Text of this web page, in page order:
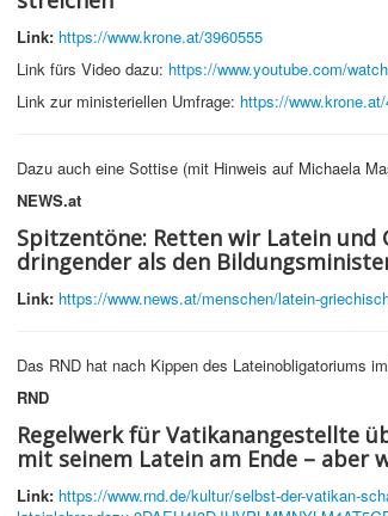
Link: https://www.krone.at/3960555
Link fürs Video dazu: https://www.youtube.com/
Link zur ministeriellen Umfrage: https://
Dazu auch eine Sottise (mit Hinweis auf Michaela
NEWS.at
Spitzentöne: Retten wir Latein und
dringender als den
Link: https://www.news.at/menschen/latein-
Das RND hat nach Kippen des Lateinobligatoriums
RND
Regelwerk für Vatikanangestellte
mit seinem Latein am Ende – aber
Link: https://www.rnd.de/kultur/selbst-der-vatikan-